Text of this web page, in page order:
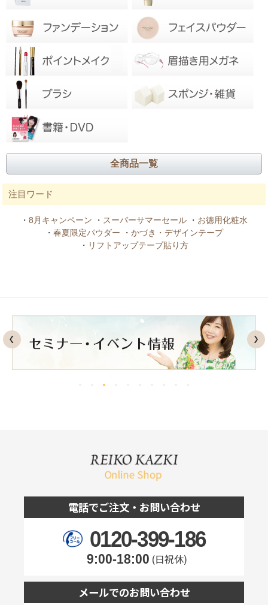
全商品一覧
注目ワード
・ 8月キャンペーン ・ スーパーサマーセール ・ お徳用化粧水
・ 春夏限定パウダー ・ かづき・デザインテープ
・ リフトアップテープ貼り方
電話でご注文・お問い合わせ
0120-399-186
9:00-18:00 (日祝休)
メールでのお問い合わせ